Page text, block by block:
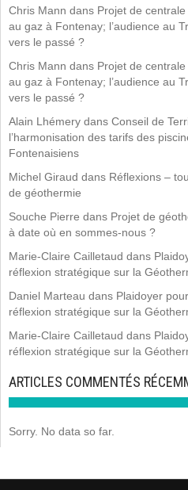
Chris Mann dans Projet de
au gaz à Fontenay; l’audience au
vers le passé ?
Chris Mann dans Projet de
au gaz à Fontenay; l’audience au
vers le passé ?
Alain Lhémery dans Conseil de
l’harmonisation des tarifs des
Fontenaisiens
Michel Giraud dans Réflexions –
de géothermie
Souche Pierre dans Projet de
à date où en sommes-nous ?
Marie-Claire Cailletaud dans
réflexion stratégique sur la
Daniel Marteau dans Plaidoyer
réflexion stratégique sur la
Marie-Claire Cailletaud dans
réflexion stratégique sur la
ARTICLES COMMENTÉS
Sorry. No data so far.